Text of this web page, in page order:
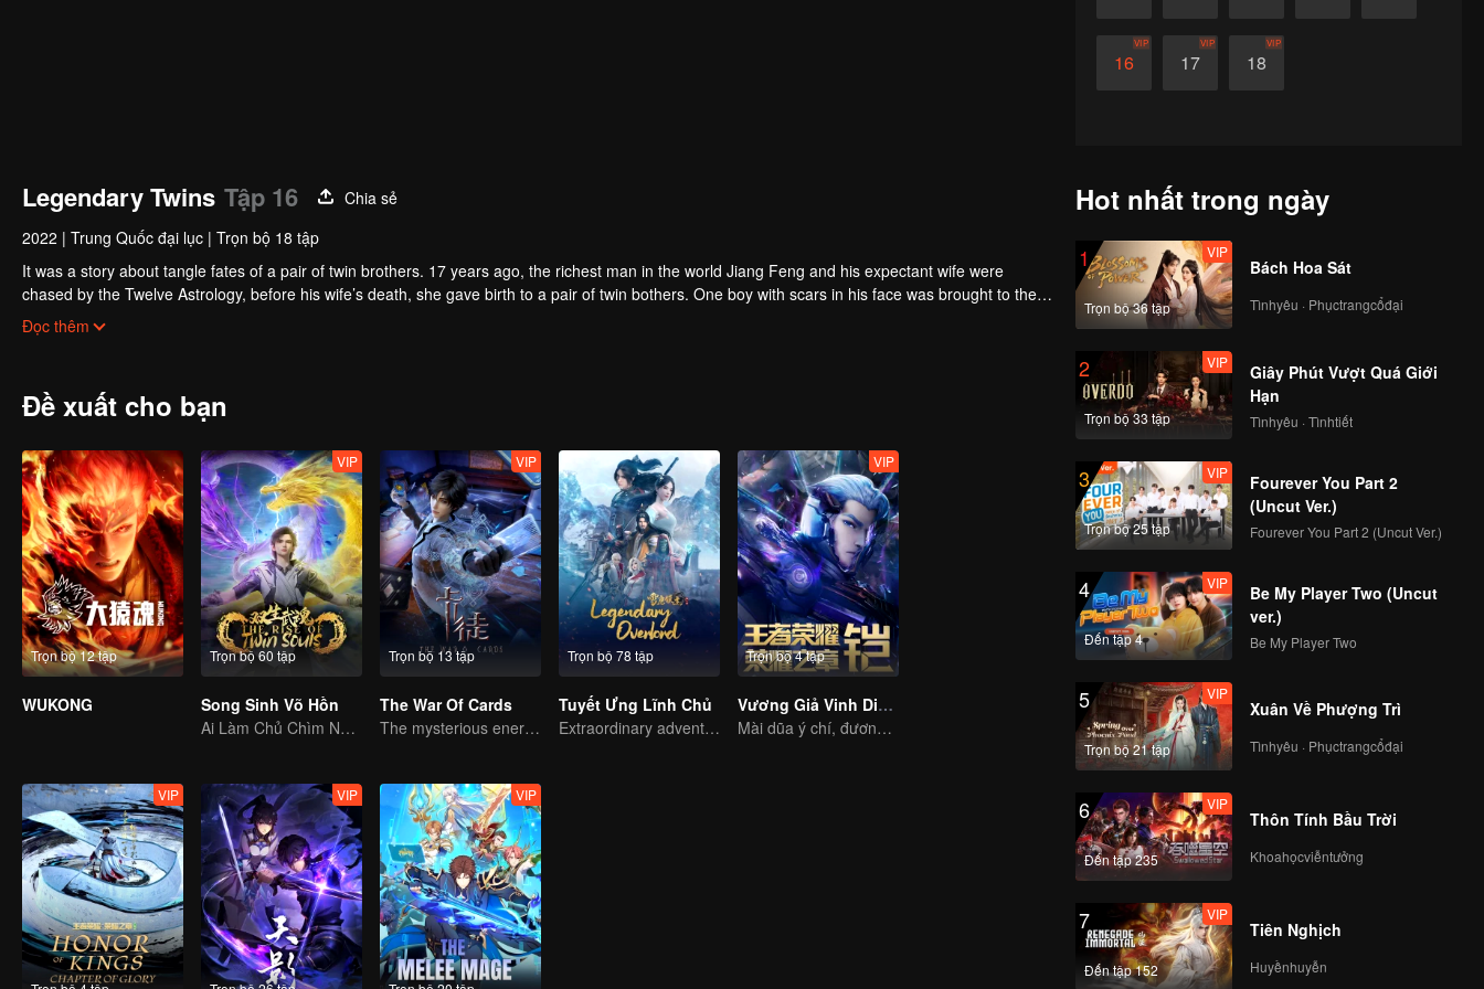
16
VIP
17
VIP
18
VIP
Legendary Twins Tập 16
Chia sẻ
2022 | Trung Quốc đại lục | Trọn bộ 18 tập
It was a story about tangle fates of a pair of twin brothers. 17 years ago, the richest man in the world Jiang Feng and his expectant wife were
chased by the Twelve Astrology, before his wife’s death, she gave birth to a pair of twin bothers. One boy with scars in his face was brought to the
Villains' Valley, the other boy was brought to the forbidden area in the Martial arts World, Palace Yihua.
After many years, the young man with scars in his face Jiang Xiaoyu was brought up by five evils in the Villains' Valley and wanted to be the first
villain in the world. Hua Wuque did good deeds and destroyed evil in the spirit of defending traditional moral principles.
Đọc thêm
Đề xuất cho bạn
Trọn bộ 12 tập
WUKONG
Trọn bộ 60 tập
VIP
Song Sinh Võ Hồn
Ai Làm Chủ Chìm Nổi, Thần Võ Vô Địch
Trọn bộ 13 tập
VIP
The War Of Cards
The mysterious energy from cards caused a war, how did Chen Mu handle it?
Trọn bộ 78 tập
Tuyết Ưng Lĩnh Chủ
Extraordinary adventure, a teenager reborn from adversity.
Trọn bộ 4 tập
VIP
Vương Giả Vinh Diệu - Vinh Diệu Chi Chương: Mệnh Vận Thiên
Mài dũa ý chí, đương đầu số phận
VIP VIP VIP
Hot nhất trong ngày
1
Trọn bộ 36 tập
VIP
Bách Hoa Sát
Tìnhyêu · Phụctrangcổđại
2
Trọn bộ 33 tập
VIP
Giây Phút Vượt Quá Giới
Hạn
Tìnhyêu · Tìnhtiết
3
Trọn bộ 25 tập
VIP
Fourever You Part 2
(Uncut Ver.)
Fourever You Part 2 (Uncut Ver.)
4
Đến tập 4
VIP
Be My Player Two (Uncut
ver.)
Be My Player Two
5
Trọn bộ 21 tập
VIP
Xuân Về Phượng Trì
Tìnhyêu · Phụctrangcổđại
6
Đến tập 235
VIP
Thôn Tính Bầu Trời
Khoahọcviễntưởng
7
Đến tập 152
VIP
Tiên Nghịch
Huyềnhuyễn